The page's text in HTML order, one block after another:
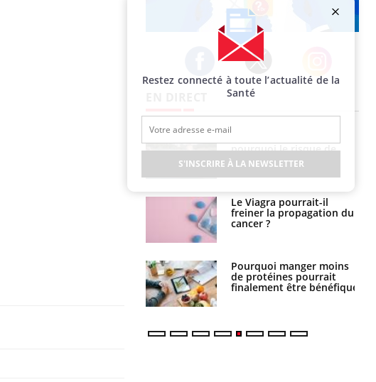
Facebook Twitter Instagram
pourquoi le risque de
noyade grimpe-t-il ?
Le Viagra pourrait-il
freiner la propagation du
cancer ?
Pourquoi manger moins
de protéines pourrait
finalement être bénéfique
que dit la science
Le smartphone nuit-il à
l'apprentissage de la
lecture ?
Mordue par une tique en
vacances, elle reste dans
le coma pendant 42 jours
Restez connecté à toute l’actualité de la
Santé
S'INSCRIRE À LA NEWSLETTER